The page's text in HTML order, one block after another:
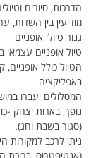
הדרכות, סיורים
מודיעין בין השדות,
גנור טיולי אופניים
טיול אופניים עצמאי
הטיול כולל
באפליקציה
המסלולים יעברו
נופך, בארות יצחק -
(סגור בשבת וחג).
ניתן לרכב למקורות